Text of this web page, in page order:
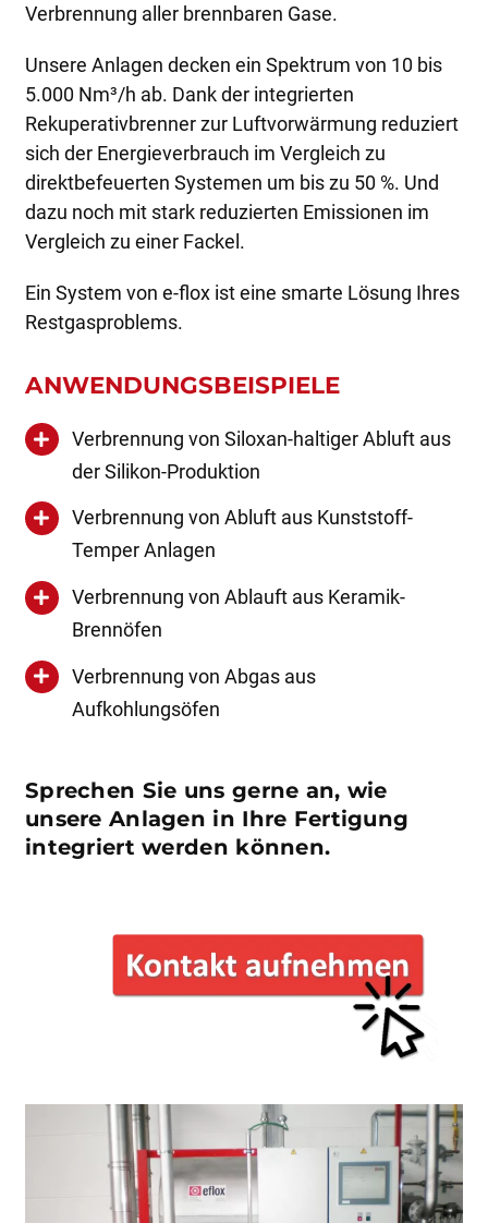
Verbrennung aller brennbaren Gase.
Unsere Anlagen decken ein Spektrum von 10 bis
5.000 Nm³/h ab. Dank der integrierten
Rekuperativbrenner zur Luftvorwärmung reduziert
sich der Energieverbrauch im Vergleich zu
direktbefeuerten Systemen um bis zu 50 %. Und
dazu noch mit stark reduzierten Emissionen im
Vergleich zu einer Fackel.
Ein System von e-flox ist eine smarte Lösung Ihres
Restgasproblems.
ANWENDUNGSBEISPIELE
Verbrennung von Siloxan-haltiger Abluft aus
der Silikon-Produktion
Verbrennung von Abluft aus Kunststoff-
Temper Anlagen
Verbrennung von Ablauft aus Keramik-
Brennöfen
Verbrennung von Abgas aus
Aufkohlungsöfen
Sprechen Sie uns gerne an, wie
unsere Anlagen in Ihre Fertigung
integriert werden können.